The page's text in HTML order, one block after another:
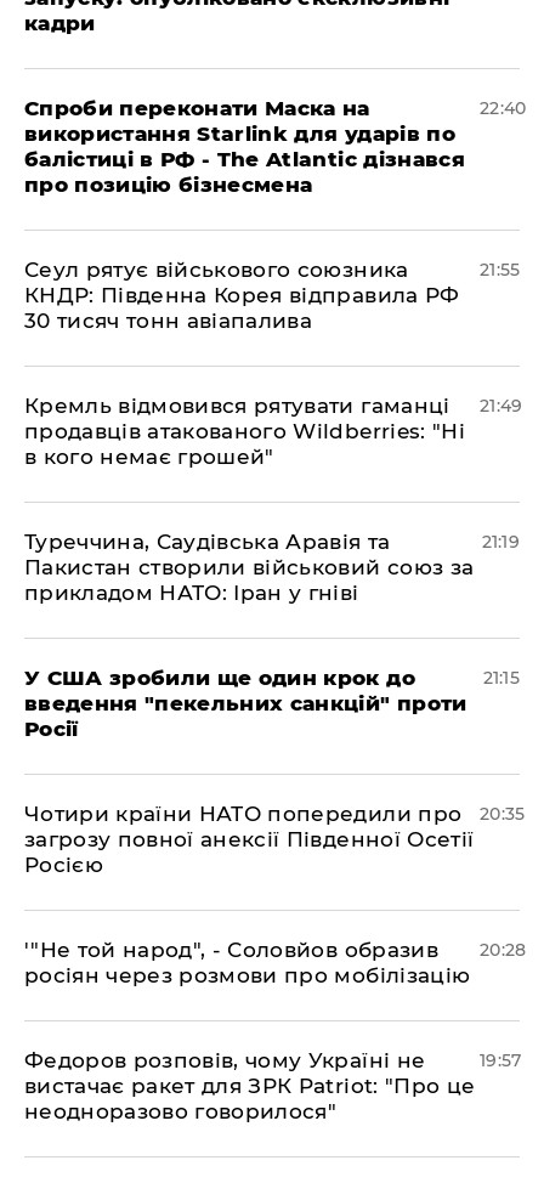
кадри
​Спроби переконати Маска на
використання Starlink для ударів по
балістиці в РФ - The Atlantic дізнався
про позицію бізнесмена
22:40
​Сеул рятує військового союзника
КНДР: Південна Корея відправила РФ
30 тисяч тонн авіапалива
21:55
​Кремль відмовився рятувати гаманці
продавців атакованого Wildberries: "Ні
в кого немає грошей"
21:49
​Туреччина, Саудівська Аравія та
Пакистан створили військовий союз за
прикладом НАТО: Іран у гніві
21:19
​У США зробили ще один крок до
введення "пекельних санкцій" проти
Росії
21:15
​Чотири країни НАТО попередили про
загрозу повної анексії Південної Осетії
Росією
20:35
​'"Не той народ", - Соловйов образив
росіян через розмови про мобілізацію
20:28
​Федоров розповів, чому Україні не
вистачає ракет для ЗРК Patriot: "Про це
неодноразово говорилося"
19:57